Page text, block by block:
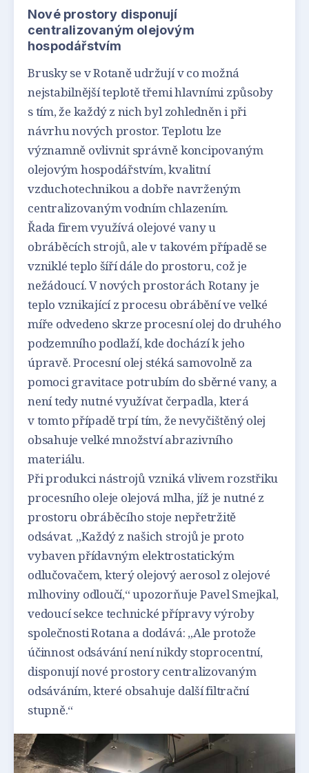
Nové prostory disponují
centralizovaným olejovým
hospodářstvím
Brusky se v Rotaně udržují v co možná
nejstabilnější teplotě třemi hlavními způsoby
s tím, že každý z nich byl zohledněn i při
návrhu nových prostor. Teplotu lze
významně ovlivnit správně koncipovaným
olejovým hospodářstvím, kvalitní
vzduchotechnikou a dobře navrženým
centralizovaným vodním chlazením.
Řada firem využívá olejové vany u
obráběcích strojů, ale v takovém případě se
vzniklé teplo šíří dále do prostoru, což je
nežádoucí. V nových prostorách Rotany je
teplo vznikající z procesu obrábění ve velké
míře odvedeno skrze procesní olej do druhého
podzemního podlaží, kde dochází k jeho
úpravě. Procesní olej stéká samovolně za
pomoci gravitace potrubím do sběrné vany, a
není tedy nutné využívat čerpadla, která
v tomto případě trpí tím, že nevyčištěný olej
obsahuje velké množství abrazivního
materiálu.
Při produkci nástrojů vzniká vlivem rozstřiku
procesního oleje olejová mlha, jíž je nutné z
prostoru obráběcího stoje nepřetržitě
odsávat. „Každý z našich strojů je proto
vybaven přídavným elektrostatickým
odlučovačem, který olejový aerosol z olejové
mlhoviny odloučí,“ upozorňuje Pavel Smejkal,
vedoucí sekce technické přípravy výroby
společnosti Rotana a dodává: „Ale protože
účinnost odsávání není nikdy stoprocentní,
disponují nové prostory centralizovaným
odsáváním, které obsahuje další filtrační
stupně.“